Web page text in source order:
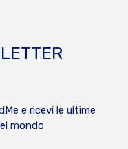
e ricevi le ultime
mondo